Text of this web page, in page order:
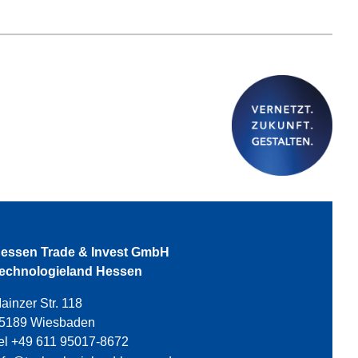
Trade & Invest GmbH
Hessen
Str. 118
Wiesbaden
+49 611 95017-8672